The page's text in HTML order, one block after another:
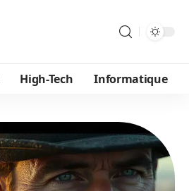
High-Tech Informatique